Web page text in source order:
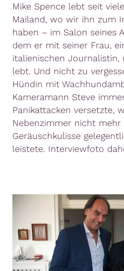
Mike Spence lebt seit
Mailand, wo wir ihn zum
haben – im Salon seines
dem er mit seiner Frau,
italienischen Journalistin,
lebt. Und nicht zu
Hündin mit
Kameramann Steve
Panikattacken versetzte,
Nebenzimmer nicht
Geräuschkulisse
leistete. Interviewfoto